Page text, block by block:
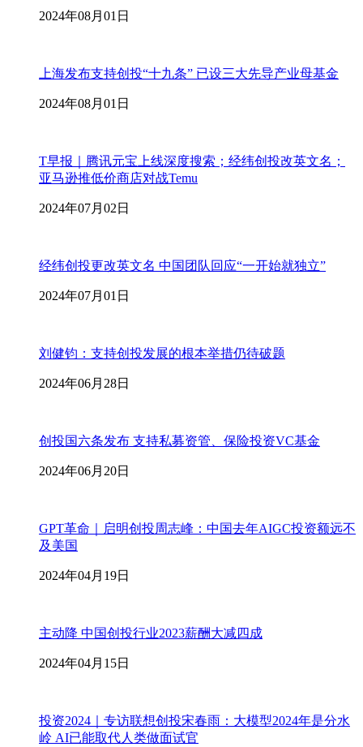
2024年08月01日
上海发布支持创投“十九条” 已设三大先导产业母基金
2024年08月01日
T早报｜腾讯元宝上线深度搜索；经纬创投改英文名；
亚马逊推低价商店对战Temu
2024年07月02日
经纬创投更改英文名 中国团队回应“一开始就独立”
2024年07月01日
刘健钧：支持创投发展的根本举措仍待破题
2024年06月28日
创投国六条发布 支持私募资管、保险投资VC基金
2024年06月20日
GPT革命｜启明创投周志峰：中国去年AIGC投资额远不
及美国
2024年04月19日
主动降 中国创投行业2023薪酬大减四成
2024年04月15日
投资2024｜专访联想创投宋春雨：大模型2024年是分水
岭 AI已能取代人类做面试官